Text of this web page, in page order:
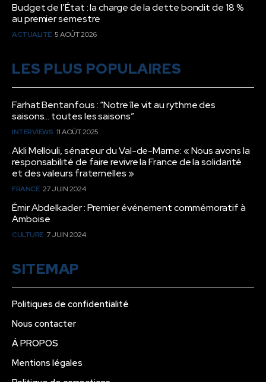
Budget de l’État : la charge de la dette bondit de 18 %
au premier semestre
ACTUALITÉ 5 AOÛT 2026
LES PLUS POPULAIRES
Farhat Bentanfous : “Notre île vit au rythme des
saisons… toutes les saisons”
INTERVIEWS 11 AOÛT 2025
Akli Mellouli, sénateur du Val-de-Marne: « Nous avons la
responsabilité de faire revivre la France de la solidarité
et des valeurs fraternelles »
FRANCE 27 JUIN 2024
Émir Abdelkader : Premier événement commémoratif à
Amboise
CULTURE 7 JUIN 2024
SITEMAP
Politiques de confidentialité
Nous contacter
Á PROPOS
Mentions légales